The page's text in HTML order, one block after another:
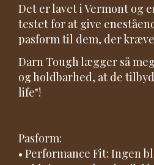
Det er lavet i Vermont og
testet for at give
pasform til dem, der
Darn Tough lægger så
og holdbarhed, at de
life"!
Pasform:
• Performance Fit: Ingen